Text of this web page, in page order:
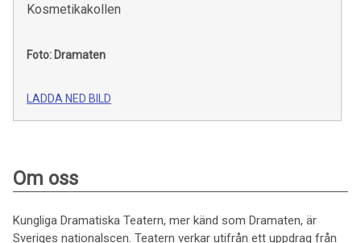
Kosmetikakollen
Foto: Dramaten
LADDA NED BILD
Om oss
Kungliga Dramatiska Teatern, mer känd som Dramaten, är
Sveriges nationalscen. Teatern verkar utifrån ett uppdrag från